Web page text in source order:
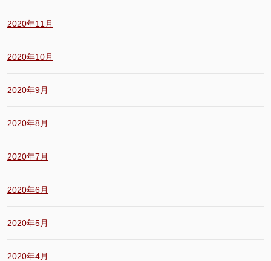
2020年11月
2020年10月
2020年9月
2020年8月
2020年7月
2020年6月
2020年5月
2020年4月